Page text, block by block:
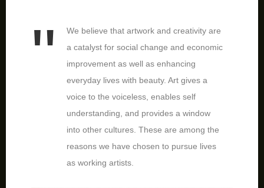
We believe that artwork and creativity are
a catalyst for social change and economic
improvement as well as enhancing
everyday lives with beauty. Art gives a
voice to the voiceless, enables self
understanding, and provides a window
into other cultures. These are among the
reasons we have chosen to pursue lives
as working artists.